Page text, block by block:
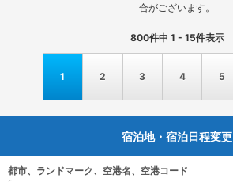
合がございます。
800件中 1 - 15件表示
1 2 3 4 5
宿泊地・宿泊日程変更
都市、ランドマーク、空港名、空港コード